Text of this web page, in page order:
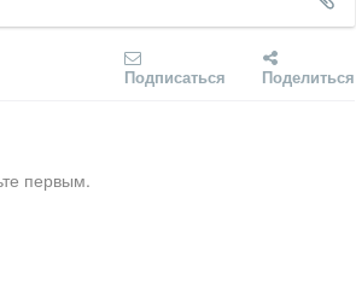
Подписаться Поделиться
первым.